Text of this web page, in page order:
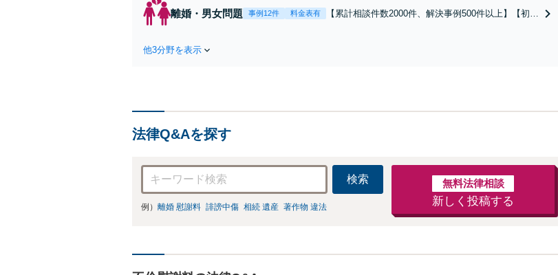
をお探しの方もご相談ください！【顧問経験豊富】【個別案
件も対応OK】
離婚・男女問題 事例12件 料金表有
【累計相談件数2000件、解決事例500件以上】【初回
他3分野を表示
法律Q&Aを探す
検索
例） 離婚 慰謝料 誹謗中傷 相続 遺産 著作物 違法
無料法律相談
新しく投稿する